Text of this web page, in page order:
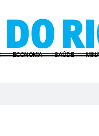
ECONOMIA SAÚDE